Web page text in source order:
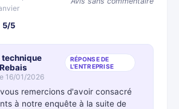
5/5
technique
RÉPONSE DE
L'ENTREPRISE
16/01/2026
remercions d'avoir consacré
à notre enquête à la suite de